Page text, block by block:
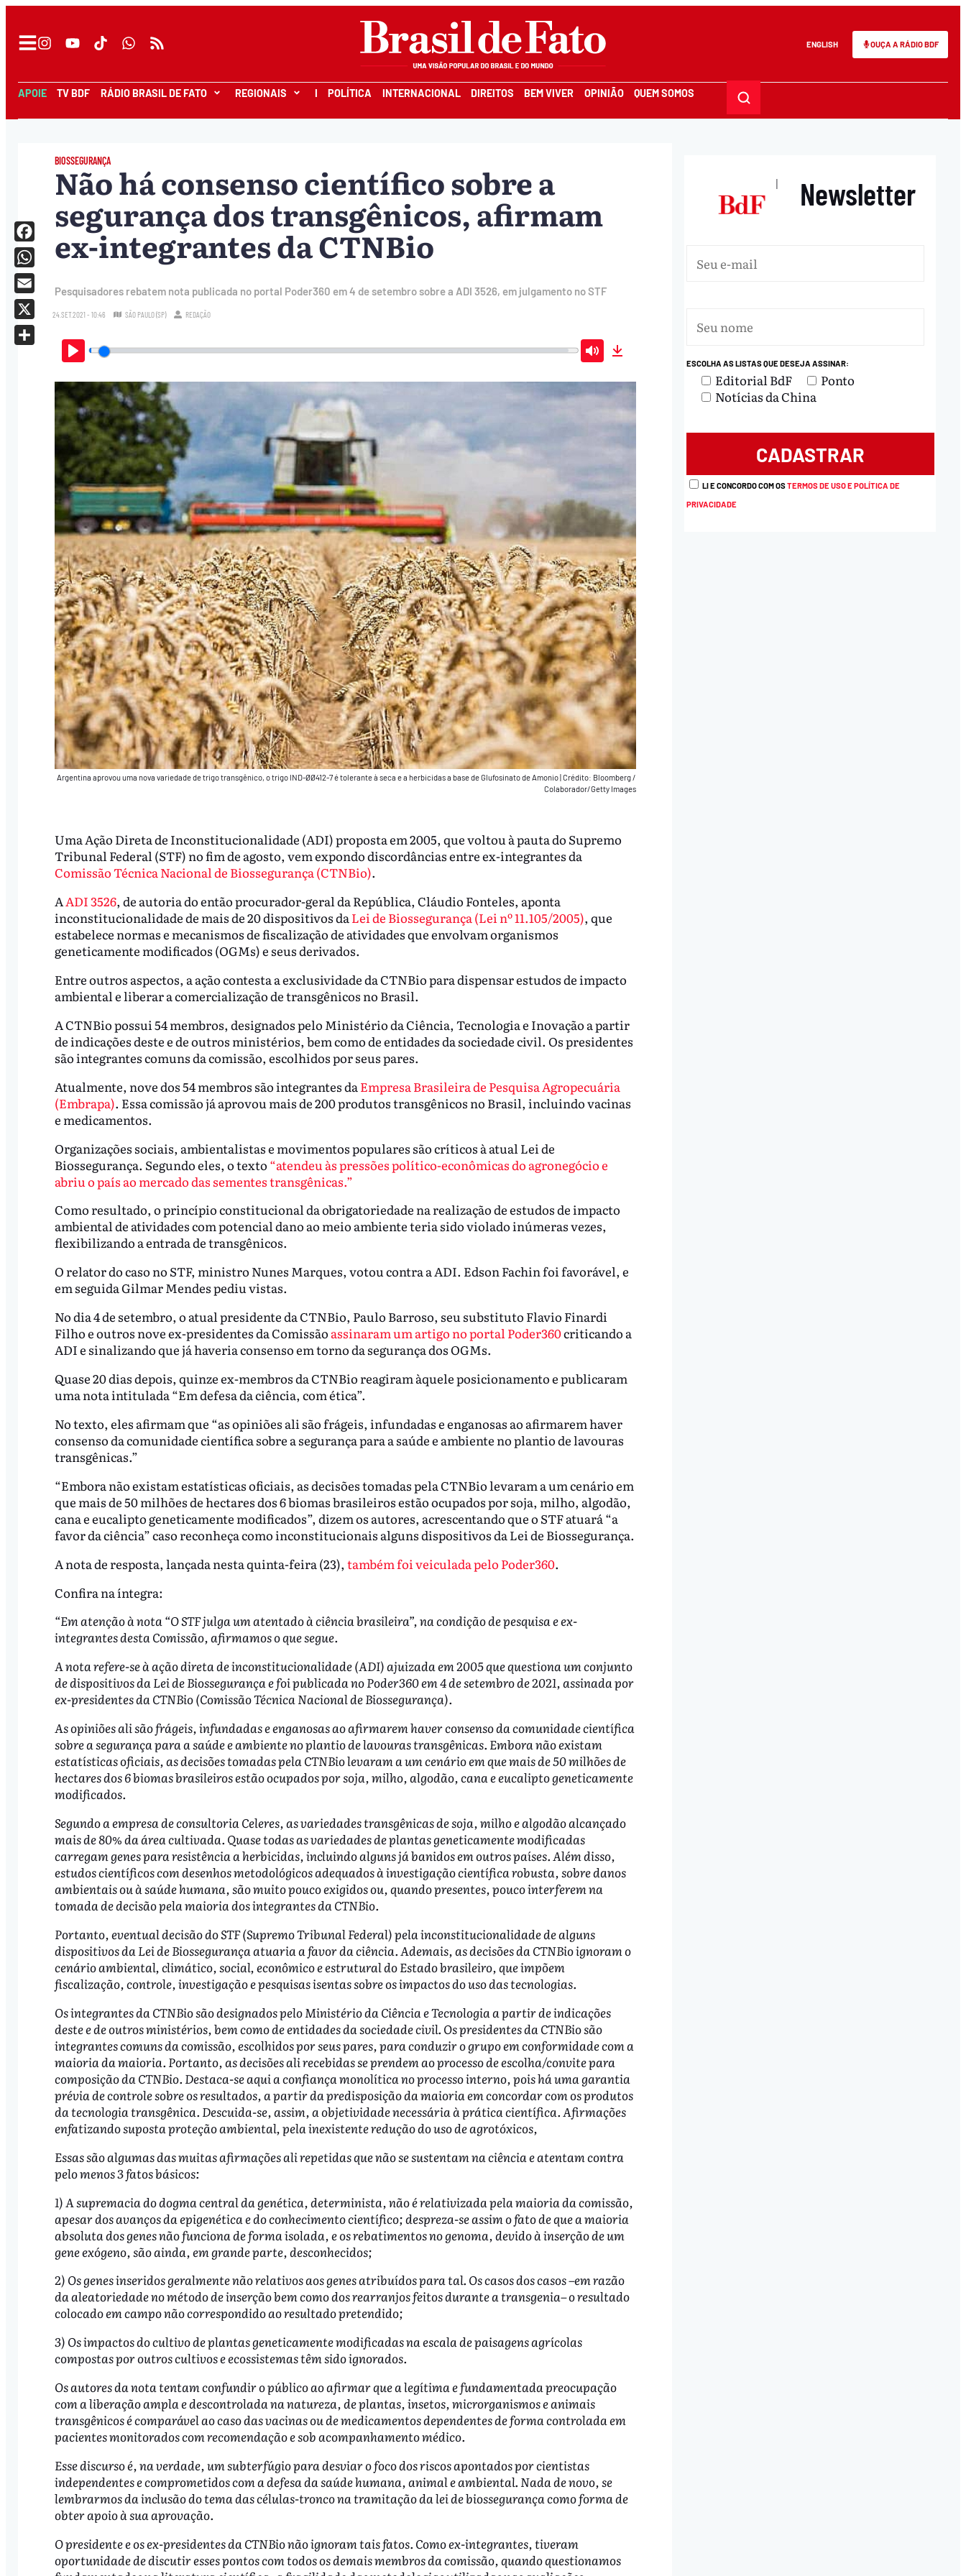
ENGLISH OUÇA A RÁDIO BDF
APOIE TV BDF RÁDIO BRASIL DE FATO REGIONAIS I POLÍTICA INTERNACIONAL DIREITOS BEM VIVER OPINIÃO QUEM SOMOS
BIOSSEGURANÇA
Não há consenso científico sobre a
segurança dos transgênicos, afirmam
ex-integrantes da CTNBio
Pesquisadores rebatem nota publicada no portal Poder360 em 4 de setembro sobre a ADI 3526, em julgamento no STF
24.SET.2021 - 10:46 SÃO PAULO (SP) REDAÇÃO
Play Mute
Argentina aprovou uma nova variedade de trigo transgênico, o trigo IND-ØØ412-7 é tolerante à seca e a herbicidas a base de Glufosinato de Amonio|Crédito: Bloomberg /
Colaborador/Getty Images
Uma Ação Direta de Inconstitucionalidade (ADI) proposta em 2005, que voltou à pauta do Supremo
Tribunal Federal (STF) no fim de agosto, vem expondo discordâncias entre ex-integrantes da
Comissão Técnica Nacional de Biossegurança (CTNBio).
AADI 3526, de autoria do então procurador-geral da República, Cláudio Fonteles, aponta
inconstitucionalidade de mais de 20 dispositivos daLei de Biossegurança (Lei nº 11.105/2005), que
estabelece normas e mecanismos de fiscalização de atividades que envolvam organismos
geneticamente modificados (OGMs) e seus derivados.
Entre outros aspectos, a ação contesta a exclusividade da CTNBio para dispensar estudos de impacto
ambiental e liberar a comercialização de transgênicos no Brasil.
A CTNBio possui 54 membros, designados pelo Ministério da Ciência, Tecnologia e Inovação a partir
de indicações deste e de outros ministérios, bem como de entidades da sociedade civil. Os presidentes
são integrantes comuns da comissão, escolhidos por seus pares.
Atualmente, nove dos 54 membros são integrantes da Empresa Brasileira de Pesquisa Agropecuária
(Embrapa). Essa comissão já aprovou mais de 200 produtos transgênicos no Brasil, incluindo vacinas
e medicamentos.
Organizações sociais, ambientalistas e movimentos populares são críticos à atual Lei de
Biossegurança. Segundo eles, o texto “atendeu às pressões político-econômicas do agronegócio e
abriu o país ao mercado das sementes transgênicas.”
Como resultado, o princípio constitucional da obrigatoriedade na realização de estudos de impacto
ambiental de atividades com potencial dano ao meio ambiente teria sido violado inúmeras vezes,
flexibilizando a entrada de transgênicos.
O relator do caso no STF, ministro Nunes Marques, votou contra a ADI. Edson Fachin foi favorável, e
em seguida Gilmar Mendes pediu vistas.
No dia 4 de setembro, o atual presidente da CTNBio, Paulo Barroso, seu substituto Flavio Finardi
Filho e outros nove ex-presidentes da Comissão assinaram um artigo no portal Poder360criticando a
ADI e sinalizando que já haveria consenso em torno da segurança dos OGMs.
Quase 20 dias depois, quinze ex-membros da CTNBio reagiram àquele posicionamento e publicaram
uma nota intitulada “Em defesa da ciência, com ética”.
No texto, eles afirmam que “as opiniões ali são frágeis, infundadas e enganosas ao afirmarem haver
consenso da comunidade científica sobre a segurança para a saúde e ambiente no plantio de lavouras
transgênicas.”
“Embora não existam estatísticas oficiais, as decisões tomadas pela CTNBio levaram a um cenário em
que mais de 50 milhões de hectares dos 6 biomas brasileiros estão ocupados por soja, milho, algodão,
cana e eucalipto geneticamente modificados”, dizem os autores, acrescentando que o STF atuará “a
favor da ciência” caso reconheça como inconstitucionais alguns dispositivos da Lei de Biossegurança.
A nota de resposta, lançada nesta quinta-feira (23), também foi veiculada pelo Poder360.
Confira na íntegra:
“Em atenção à nota “O STF julga um atentado à ciência brasileira”, na condição de pesquisa e ex-
integrantes desta Comissão, afirmamos o que segue.
A nota refere-se à ação direta de inconstitucionalidade (ADI) ajuizada em 2005 que questiona um conjunto
de dispositivos da Lei de Biossegurança e foi publicada no Poder360 em 4 de setembro de 2021, assinada por
ex-presidentes da CTNBio (Comissão Técnica Nacional de Biossegurança).
As opiniões ali são frágeis, infundadas e enganosas ao afirmarem haver consenso da comunidade científica
sobre a segurança para a saúde e ambiente no plantio de lavouras transgênicas. Embora não existam
estatísticas oficiais, as decisões tomadas pela CTNBio levaram a um cenário em que mais de 50 milhões de
hectares dos 6 biomas brasileiros estão ocupados por soja, milho, algodão, cana e eucalipto geneticamente
modificados.
Segundo a empresa de consultoria Celeres, as variedades transgênicas de soja, milho e algodão alcançado
mais de 80% da área cultivada. Quase todas as variedades de plantas geneticamente modificadas
carregam genes para resistência a herbicidas, incluindo alguns já banidos em outros países. Além disso,
estudos científicos com desenhos metodológicos adequados à investigação científica robusta, sobre danos
ambientais ou à saúde humana, são muito pouco exigidos ou, quando presentes, pouco interferem na
tomada de decisão pela maioria dos integrantes da CTNBio.
Portanto, eventual decisão do STF (Supremo Tribunal Federal) pela inconstitucionalidade de alguns
dispositivos da Lei de Biossegurança atuaria a favor da ciência. Ademais, as decisões da CTNBio ignoram o
cenário ambiental, climático, social, econômico e estrutural do Estado brasileiro, que impõem
fiscalização, controle, investigação e pesquisas isentas sobre os impactos do uso das tecnologias.
Os integrantes da CTNBio são designados pelo Ministério da Ciência e Tecnologia a partir de indicações
deste e de outros ministérios, bem como de entidades da sociedade civil. Os presidentes da CTNBio são
integrantes comuns da comissão, escolhidos por seus pares, para conduzir o grupo em conformidade com a
maioria da maioria. Portanto, as decisões ali recebidas se prendem ao processo de escolha/convite para
composição da CTNBio. Destaca-se aqui a confiança monolítica no processo interno, pois há uma garantia
prévia de controle sobre os resultados, a partir da predisposição da maioria em concordar com os produtos
da tecnologia transgênica. Descuida-se, assim, a objetividade necessária à prática científica. Afirmações
enfatizando suposta proteção ambiental, pela inexistente redução do uso de agrotóxicos,
Essas são algumas das muitas afirmações ali repetidas que não se sustentam na ciência e atentam contra
pelo menos 3 fatos básicos:
1) A supremacia do dogma central da genética, determinista, não é relativizada pela maioria da comissão,
apesar dos avanços da epigenética e do conhecimento científico; despreza-se assim o fato de que a maioria
absoluta dos genes não funciona de forma isolada, e os rebatimentos no genoma, devido à inserção de um
gene exógeno, são ainda, em grande parte, desconhecidos;
2) Os genes inseridos geralmente não relativos aos genes atribuídos para tal. Os casos dos casos –em razão
da aleatoriedade no método de inserção bem como dos rearranjos feitos durante a transgenia– o resultado
colocado em campo não correspondido ao resultado pretendido;
3) Os impactos do cultivo de plantas geneticamente modificadas na escala de paisagens agrícolas
compostas por outros cultivos e ecossistemas têm sido ignorados.
Os autores da nota tentam confundir o público ao afirmar que a legítima e fundamentada preocupação
com a liberação ampla e descontrolada na natureza, de plantas, insetos, microrganismos e animais
transgênicos é comparável ao caso das vacinas ou de medicamentos dependentes de forma controlada em
pacientes monitorados com recomendação e sob acompanhamento médico.
Esse discurso é, na verdade, um subterfúgio para desviar o foco dos riscos apontados por cientistas
independentes e comprometidos com a defesa da saúde humana, animal e ambiental. Nada de novo, se
lembrarmos da inclusão do tema das células-tronco na tramitação da lei de biossegurança como forma de
obter apoio à sua aprovação.
O presidente e os ex-presidentes da CTNBio não ignoram tais fatos. Como ex-integrantes, tiveram
oportunidade de discutir esses pontos com todos os demais membros da comissão, quando questionamos
Facebook
WhatsApp
Email
X
| Newsletter
ESCOLHA AS LISTAS QUE DESEJA ASSINAR:
Editorial BdF
Ponto
Notícias da China
LI E CONCORDO COM OSTERMOS DE USO E POLÍTICA DE
PRIVACIDADE